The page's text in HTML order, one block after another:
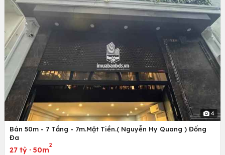
4
Bán 50m - 7 Tầng - 7m.Mặt Tiền.( Nguyễn Hy Quang ) Đống
Đa
27 tỷ · 50m
2